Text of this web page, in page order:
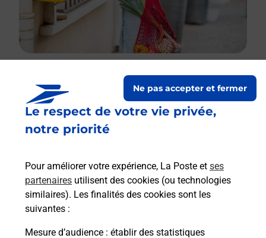
Le respect de votre vie privée,
notre priorité
Pour améliorer votre expérience, La Poste et ses
partenaires utilisent des cookies (ou technologies
similaires). Les finalités des cookies sont les
suivantes :
Mesure d’audience : établir des statistiques
Ne pas accepter et fermer
Boîte aux lettres La Poste
Prochaine collecte du courrier
Rue Brunelle
26400 Eurre
Le lien s'ouvre dans un nouvel onglet